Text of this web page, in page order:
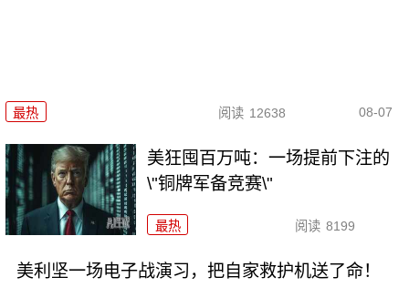
最热 阅读 12638 08-07
美狂囤百万吨：一场提前下注的
\"铜牌军备竞赛\"
最热 阅读 8199
美利坚一场电子战演习，把自家救护机送了命！